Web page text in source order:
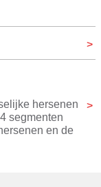
hersenen
segmenten
en de